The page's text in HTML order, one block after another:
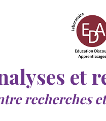
et
recherches